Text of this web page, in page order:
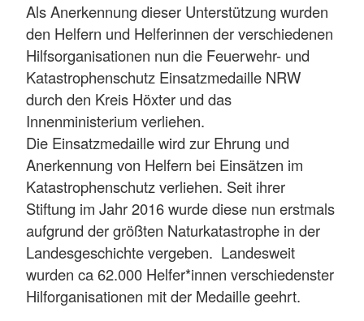
Als Anerkennung dieser Unterstützung wurden
den Helfern und Helferinnen der verschiedenen
Hilfsorganisationen nun die Feuerwehr- und
Katastrophenschutz Einsatzmedaille NRW
durch den Kreis Höxter und das
Innenministerium verliehen.
Die Einsatzmedaille wird zur Ehrung und
Anerkennung von Helfern bei Einsätzen im
Katastrophenschutz verliehen. Seit ihrer
Stiftung im Jahr 2016 wurde diese nun erstmals
aufgrund der größten Naturkatastrophe in der
Landesgeschichte vergeben. Landesweit
wurden ca 62.000 Helfer*innen verschiedenster
Hilforganisationen mit der Medaille geehrt.